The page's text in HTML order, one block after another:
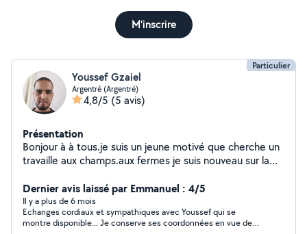
M'inscrire
Particulier
Youssef Gzaiel
Argentré (Argentré)
4,8/5 (5 avis)
Présentation
Bonjour à à tous.je suis un jeune motivé que cherche un
travaille aux champs.aux fermes je suis nouveau sur la
vous rependre avec sms vous pouvez me cantacter sur
mon fcb youssef gzaiel
Dernier avis laissé par Emmanuel : 4/5
Il y a plus de 6 mois
Echanges cordiaux et sympathiques avec Youssef qui se
montre disponible... Je conserve ses coordonnées en vue de